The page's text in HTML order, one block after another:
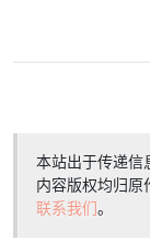
本站出于传递信
内容版权均归原
联系我们。